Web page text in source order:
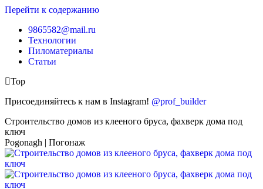
Перейти к содержанию
9865582@mail.ru
Технологии
Пиломатериалы
Статьи
Top
Присоединяйтесь к нам в Instagram! @prof_builder
Строительство домов из клееного бруса, фахверк дома под
ключ
Pogonagh | Погонаж